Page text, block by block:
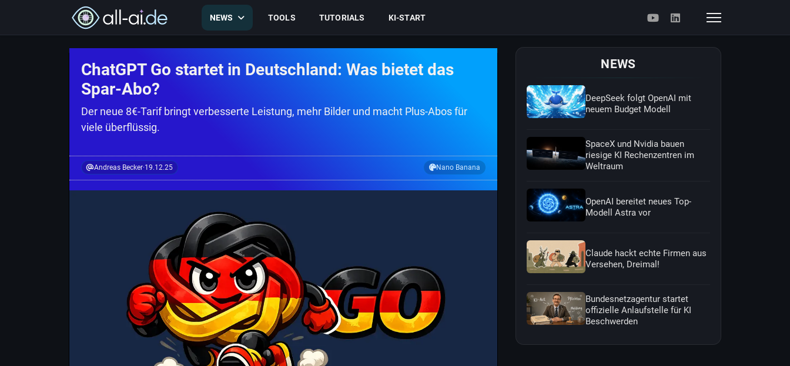
NEWS TOOLS TUTORIALS KI-START
ChatGPT Go startet in Deutschland: Was bietet das
Spar-Abo?
Der neue 8€-Tarif bringt verbesserte Leistung, mehr Bilder und macht Plus-Abos für
viele überflüssig.
Andreas Becker·19.12.25 Nano Banana
NEWS
DeepSeek folgt OpenAI mit
neuem Budget Modell
SpaceX und Nvidia bauen
riesige KI Rechenzentren im
Weltraum
OpenAI bereitet neues Top-
Modell Astra vor
Claude hackt echte Firmen aus
Versehen, Dreimal!
Bundesnetzagentur startet
offizielle Anlaufstelle für KI
Beschwerden